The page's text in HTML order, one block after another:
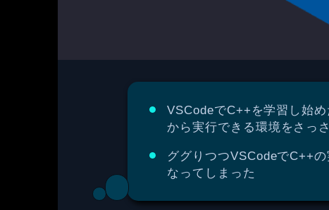
VSCodeでC++を学習し始
から実行できる環境をさっ
ググりつつVSCodeでC++
なってしまった